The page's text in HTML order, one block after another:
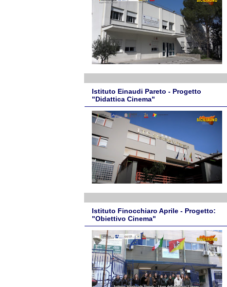
Istituto Einaudi Pareto - Progetto
"Didattica Cinema"
Istituto Finocchiaro Aprile - Progetto:
"Obiettivo Cinema"